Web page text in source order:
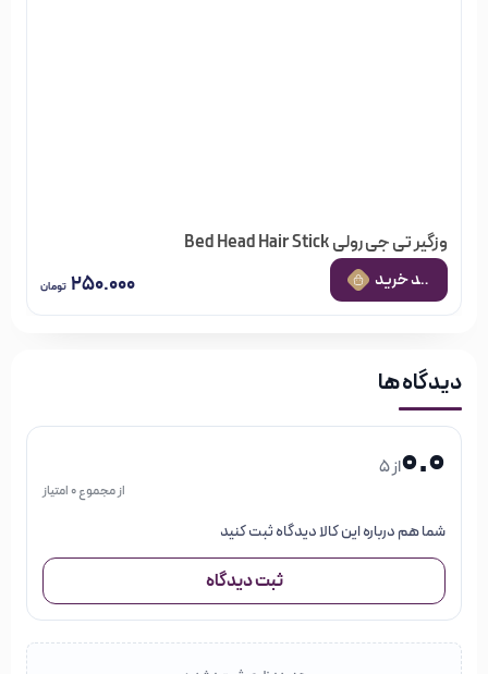
وزگیر تی جی رولی Bed Head Hair Stick
۲۵۰.۰۰۰ تومان
دیدگاه ها
0.0از 5
از مجموع 0 امتیاز
شما هم درباره این کالا دیدگاه ثبت کنید
ثبت دیدگاه